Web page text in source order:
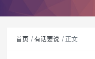
首页 有话要说 正文